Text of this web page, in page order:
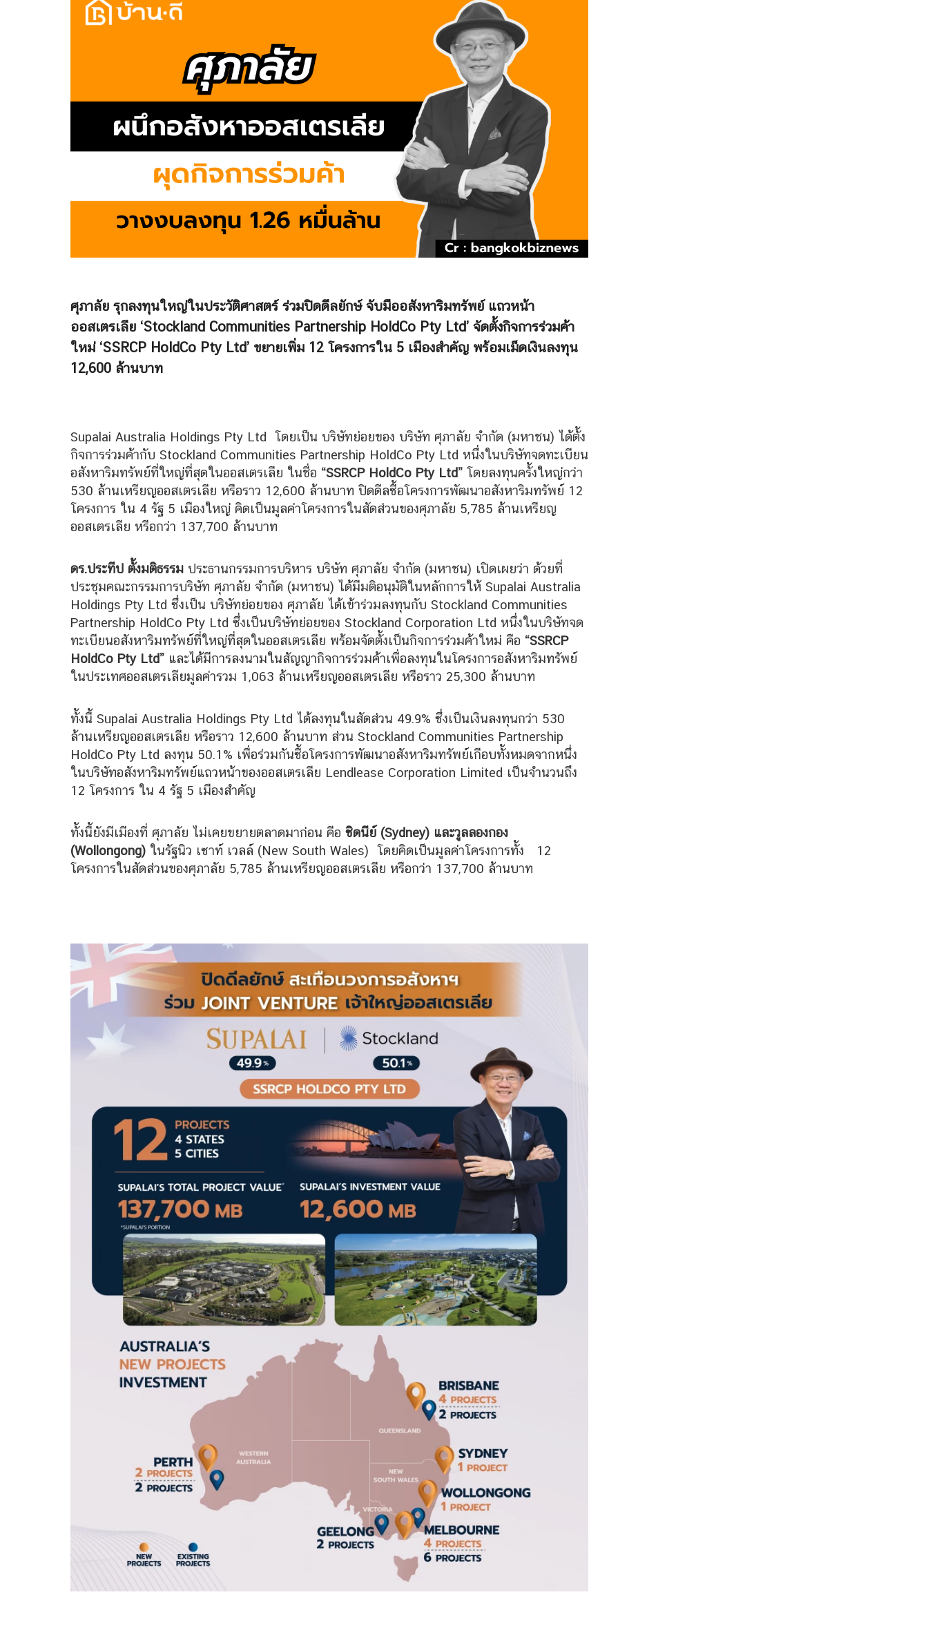
ศุภาลัย รุกลงทุนใหญ่ในประวัติศาสตร์ ร่วมปิดดีลยักษ์ จับมืออสังหาริมทรัพย์ แถวหน้า
ออสเตรเลีย ‘Stockland Communities Partnership HoldCo Pty Ltd’ จัดตั้งกิจการร่วมค้า
ใหม่ ‘SSRCP HoldCo Pty Ltd’ ขยายเพิ่ม 12 โครงการใน 5 เมืองสำคัญ พร้อมเม็ดเงินลงทุน
12,600 ล้านบาท
Supalai Australia Holdings Pty Ltd โดยเป็น บริษัทย่อยของ บริษัท ศุภาลัย จำกัด (มหาชน) ได้ตั้ง
กิจการร่วมค้ากับ Stockland Communities Partnership HoldCo Pty Ltd หนึ่งในบริษัทจดทะเบียน
อสังหาริมทรัพย์ที่ใหญ่ที่สุดในออสเตรเลีย ในชื่อ “SSRCP HoldCo Pty Ltd” โดยลงทุนครั้งใหญ่กว่า
530 ล้านเหรียญออสเตรเลีย หรือราว 12,600 ล้านบาท ปิดดีลซื้อโครงการพัฒนาอสังหาริมทรัพย์ 12
โครงการ ใน 4 รัฐ 5 เมืองใหญ่ คิดเป็นมูลค่าโครงการในสัดส่วนของศุภาลัย 5,785 ล้านเหรียญ
ออสเตรเลีย หรือกว่า 137,700 ล้านบาท
ดร.ประทีป ตั้งมติธรรม ประธานกรรมการบริหาร บริษัท ศุภาลัย จำกัด (มหาชน) เปิดเผยว่า ด้วยที่
ประชุมคณะกรรมการบริษัท ศุภาลัย จำกัด (มหาชน) ได้มีมติอนุมัติในหลักการให้ Supalai Australia
Holdings Pty Ltd ซึ่งเป็น บริษัทย่อยของ ศุภาลัย ได้เข้าร่วมลงทุนกับ Stockland Communities
Partnership HoldCo Pty Ltd ซึ่งเป็นบริษัทย่อยของ Stockland Corporation Ltd หนึ่งในบริษัทจด
ทะเบียนอสังหาริมทรัพย์ที่ใหญ่ที่สุดในออสเตรเลีย พร้อมจัดตั้งเป็นกิจการร่วมค้าใหม่ คือ “SSRCP
HoldCo Pty Ltd” และได้มีการลงนามในสัญญากิจการร่วมค้าเพื่อลงทุนในโครงการอสังหาริมทรัพย์
ในประเทศออสเตรเลียมูลค่ารวม 1,063 ล้านเหรียญออสเตรเลีย หรือราว 25,300 ล้านบาท
ทั้งนี้ Supalai Australia Holdings Pty Ltd ได้ลงทุนในสัดส่วน 49.9% ซึ่งเป็นเงินลงทุนกว่า 530
ล้านเหรียญออสเตรเลีย หรือราว 12,600 ล้านบาท ส่วน Stockland Communities Partnership
HoldCo Pty Ltd ลงทุน 50.1% เพื่อร่วมกันซื้อโครงการพัฒนาอสังหาริมทรัพย์เกือบทั้งหมดจากหนึ่ง
ในบริษัทอสังหาริมทรัพย์แถวหน้าของออสเตรเลีย Lendlease Corporation Limited เป็นจำนวนถึง
12 โครงการ ใน 4 รัฐ 5 เมืองสำคัญ
ทั้งนี้ยังมีเมืองที่ ศุภาลัย ไม่เคยขยายตลาดมาก่อน คือ ซิดนีย์ (Sydney) และวูลลองกอง
(Wollongong) ในรัฐนิว เซาท์ เวลล์ (New South Wales) โดยคิดเป็นมูลค่าโครงการทั้ง 12
โครงการในสัดส่วนของศุภาลัย 5,785 ล้านเหรียญออสเตรเลีย หรือกว่า 137,700 ล้านบาท